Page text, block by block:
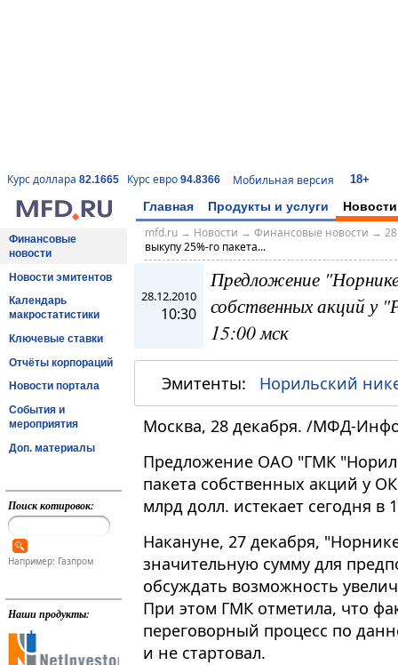
Курс доллара 82.1665 Курс евро 94.8366 Мобильная версия 18+
Главная Продукты и услуги Новости
Финансовые
новости
Новости эмитентов
Календарь
макростатистики
Ключевые ставки
Отчёты корпораций
Новости портала
События и
мероприятия
Доп. материалы
Поиск котировок:
Например: Газпром
Наши продукты:
mfd.ru→ Новости → Финансовые новости →
выкупу 25%-го пакета...
28.12.2010
10:30
Предложение
собственных акций у
15:00 мск
Эмитенты: Норильский
Москва, 28 декабря. /МФД-
Предложение ОАО "ГМК
пакета собственных акций у
млрд долл. истекает сегодня в
Накануне, 27 декабря,
значительную сумму для
обсуждать возможность
При этом ГМК отметила, что
переговорный процесс по
и не стартовал.